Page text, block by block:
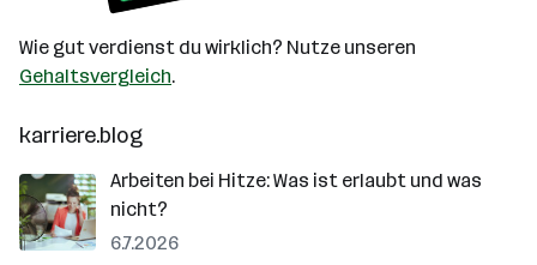
Wie gut verdienst du wirklich? Nutze unseren
Gehaltsvergleich.
karriere.blog
Arbeiten bei Hitze: Was ist erlaubt und was
nicht?
6.7.2026